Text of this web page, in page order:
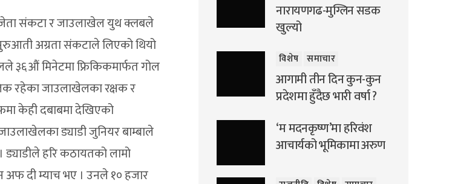
संकटा र जाउलाखेल युथ क्लबले
अग्रता संकटाले लिएको थियो
३६औं मिनेटमा फ्रिकिकमार्फत गोल
रहेका जाउलाखेलका रक्षक र
केही दबाबमा देखिएको
ड्याडी जुनियर बाम्बाले
ड्याडीले हरि कठायतको लामो
अफ दी म्याच भए । उनले १० हजार
नारायणगढ-मुग्लिन सडक
खुल्यो
विशेष समाचार
आगामी तीन दिन कुन-कुन
प्रदेशमा हुँदैछ भारी वर्षा ?
‘म मदनकृष्ण’मा हरिवंश
आचार्यको भूमिकामा अरुण